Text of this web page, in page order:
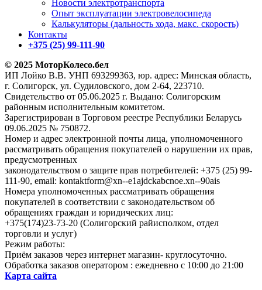
Новости электротранспорта
Опыт эксплуатации электровелосипеда
Калькуляторы (дальность хода, макс. скорость)
Контакты
+375 (25) 99-111-90
© 2025 МоторКолесо.бел
ИП Лойко В.В. УНП 693299363, юр. адрес: Минская область,
г. Солигорск, ул. Судиловского, дом 2-64, 223710.
Свидетельство от 05.06.2025 г. Выдано: Солигорским
районным исполнительным комитетом.
Зарегистрирован в Торговом реестре Республики Беларусь
09.06.2025 № 750872.
Номер и адрес электронной почты лица, уполномоченного
рассматривать обращения покупателей о нарушении их прав,
предусмотренных
законодательством о защите прав потребителей: +375 (25) 99-
111-90, email: kontaktform@xn--e1ajdckabcnoe.xn--90ais
Номера уполномоченных рассматривать обращения
покупателей в соответствии с законодательством об
обращениях граждан и юридических лиц:
+375(174)23-73-20 (Солигорский райисполком, отдел
торговли и услуг)
Режим работы:
Приём заказов через интернет магазин- круглосуточно.
Обработка заказов оператором : ежедневно с 10:00 до 21:00
Карта сайта